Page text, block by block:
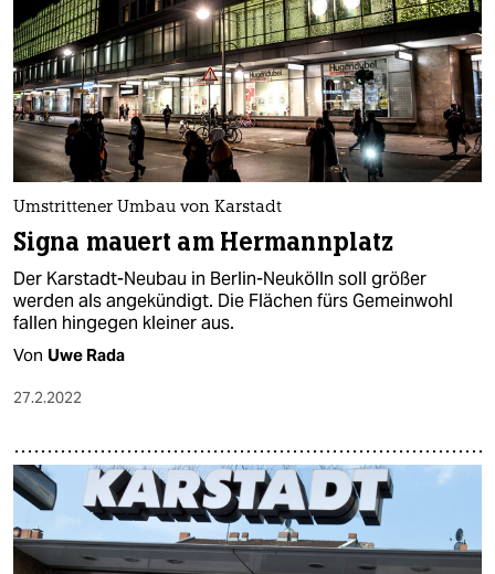
Umstrittener Umbau von Karstadt
Signa mauert am Hermannplatz
Der Karstadt-Neubau in Berlin-Neukölln soll größer
werden als angekündigt. Die Flächen fürs Gemeinwohl
fallen hingegen kleiner aus.
Von Uwe Rada
27.2.2022